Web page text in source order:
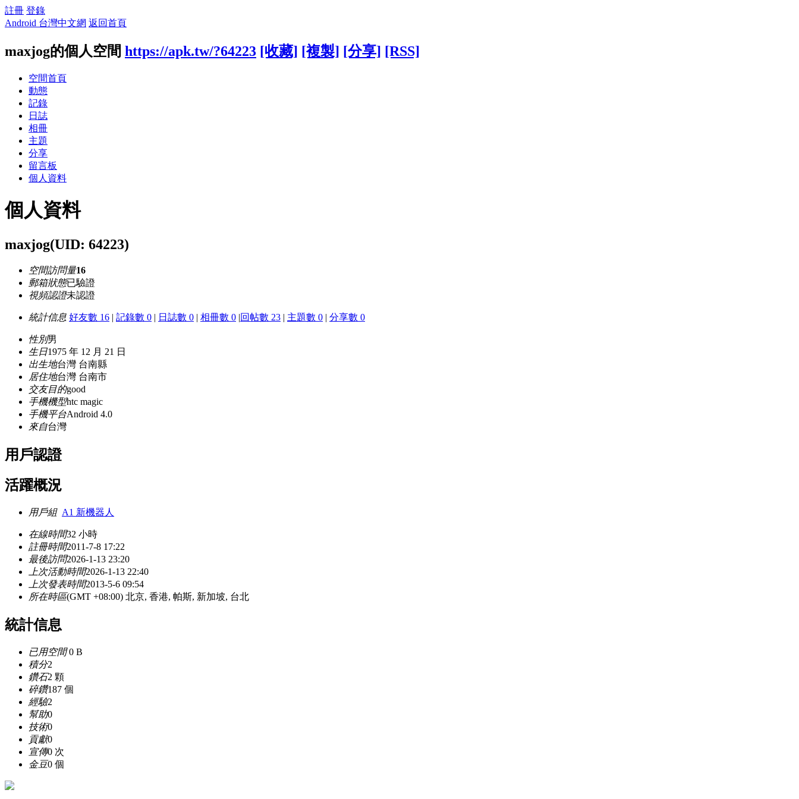
註冊 登錄
Android 台灣中文網 返回首頁
maxjog的個人空間 https://apk.tw/?64223 [收藏] [複製] [分享] [RSS]
空間首頁
動態
記錄
日誌
相冊
主題
分享
留言板
個人資料
個人資料
maxjog(UID: 64223)
空間訪問量16
郵箱狀態已驗證
視頻認證未認證
統計信息 好友數 16 | 記錄數 0 | 日誌數 0 | 相冊數 0 |回帖數 23 | 主題數 0 | 分享數 0
性別男
生日1975 年 12 月 21 日
出生地台灣 台南縣
居住地台灣 台南市
交友目的good
手機機型htc magic
手機平台Android 4.0
來自台灣
用戶認證
活躍概況
用戶組 A1 新機器人
在線時間32 小時
註冊時間2011-7-8 17:22
最後訪問2026-1-13 23:20
上次活動時間2026-1-13 22:40
上次發表時間2013-5-6 09:54
所在時區(GMT +08:00) 北京, 香港, 帕斯, 新加坡, 台北
統計信息
已用空間0 B
積分2
鑽石2 顆
碎鑽187 個
經驗2
幫助0
技術0
貢獻0
宣傳0 次
金豆0 個